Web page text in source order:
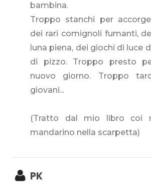
bambina.
Troppo stanchi per
dei rari comignoli fumanti,
luna piena, dei giochi di luce
di pizzo. Troppo presto
nuovo giorno. Troppo
giovani...
(Tratto dal mio libro coi
mandarino nella scarpetta)
PK